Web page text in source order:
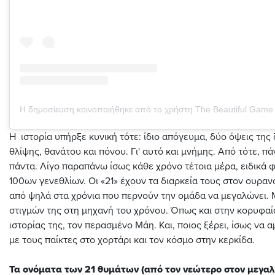
Η ιστορία υπήρξε κυνική τότε: ίδιο απόγευμα, δύο όψεις
θλίψης, θανάτου και πόνου. Γι' αυτό και μνήμης. Από τότε,
πάντα. Λίγο παραπάνω ίσως κάθε χρόνο τέτοια μέρα, ειδικά
100ων γενεθλίων. Οι «21» έχουν τα διαρκεία τους στον
από ψηλά στα χρόνια που περνούν την ομάδα να μεγαλώνει.
στιγμών της στη μηχανή του χρόνου. Όπως και στην
ιστορίας της, τον περασμένο Μάη. Και, ποιος ξέρει, ίσως να
με τους παίκτες στο χορτάρι και τον κόσμο στην κερκίδα.
Τα ονόματα των 21 θυμάτων (από τον νεώτερο στον